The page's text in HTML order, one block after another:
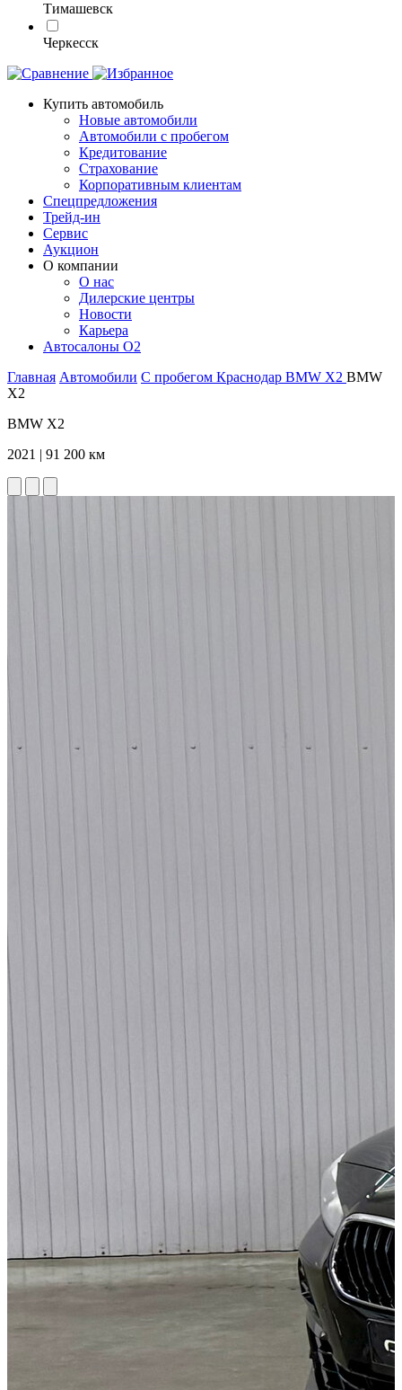
Тимашевск
Черкесск
Купить автомобиль
Новые автомобили
Автомобили с пробегом
Кредитование
Страхование
Корпоративным клиентам
Спецпредложения
Трейд-ин
Сервис
Аукцион
О компании
О нас
Дилерские центры
Новости
Карьера
Автосалоны O2
Главная Автомобили С пробегом Краснодар BMW X2 BMW
X2
BMW X2
2021 | 91 200 км